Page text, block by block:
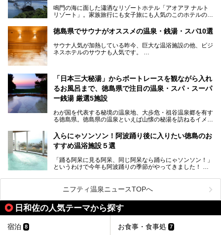
徳島県は、淡路島経由での京阪神エリアへのアクセスの良さ
も魅力です。大阪や神戸など大都市への高速バス路線も充実
着できます。ここでは、そんな徳島県でおすすめのスーパー
銭湯をまとめてご紹介します。
鳴門の海に面した瀟洒なリゾートホテル「アオアヲ ナルト
リゾート」。家族旅行にも女子旅にも人気のこのホテルの日
ティも全部体験してみたいという贅沢な悩みも叶いますよ！
温泉からは海一望です。
徳島県でサウナがオススメの温泉・銭湯・スパ10選
サウナ人気が加熱している昨今、巨大な温浴施設の他、ビジ
ネスホテルのサウナも人気です。
今回の記事では徳島県にあるサウナが人気の施設を紹介して
いきます！
「日本三大秘湯」からボートレースを観ながら入れ
るお風呂まで、徳島県で注目の温泉・スパ・スーパ
ー銭湯 厳選5施設
わが国を代表する秘境の温泉地、大歩危・祖谷温泉郷を有す
る徳島県。徳島県の温泉といえば山懐の秘湯を訪ねるイメー
あふれるスパやボートレースを見ながら入浴できる珍しい温
浴施設などもあり、いろいろなお湯を楽しむことができま
す。
今回は、そんな徳島県にある温浴施設のなかから、筆者が
「一度訪ねてみたい」と気になっている魅力的な施設を5件
※2021/05/26時点の情報です。
入らにゃソンソン！阿波踊り後に入りたい徳島のお
すすめ温浴施設５選
「踊る阿呆に見る阿呆、同じ阿呆なら踊らにゃソンソン！」
というわけで今年も阿波踊りの季節がやってきました！
400年の歴史がある阿波踊りは、毎年8月12日から15日まで
の4日間、徳島県徳島市で開催されます。徳島市の中心街に
有料と無料の演舞場が設けられ、夜な夜な陽気なお囃子と踊
りが繰り広げられます。
せっかく見に行ったのなら「にわか連」に参加して踊りまし
ょう！「にわか連」なら阿波踊り初心者の観光客でも、無料
で輪に入って踊れるんです。
ニフティ温泉ニュースTOPへ
日和佐の人気テーマから探す
宿泊 8 お食事・食事処 7